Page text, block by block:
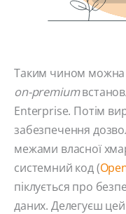
Таким чином можна
on-premium
Enterprise. Потім
забезпечення
межами власної
системний код (
піклується про
даних. Делегуєш цей